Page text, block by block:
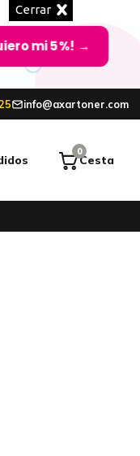
Cerrar
mi 5%! →
info@axartoner.com
0
Cesta